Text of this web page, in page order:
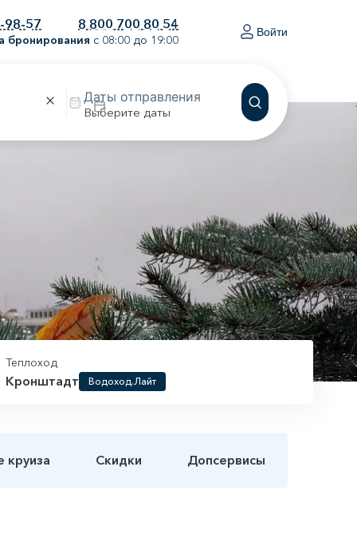
98-57 8 800 700 80 54
бронирования с 08:00 до 19:00
Войти
Выберите даты
Теплоход
Кронштадт Водоход.Лайт
круиза Скидки Допсервисы